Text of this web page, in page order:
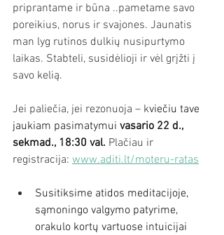
priprantame ir būna ..pametame savo
poreikius, norus ir svajones. Jaunatis
man lyg rutinos dulkių nusipurtymo
laikas. Stabteli, susidėlioji ir vėl grįžti į
savo kelią.
Jei paliečia, jei rezonuoja – kviečiu tave
jaukiam pasimatymui vasario 22 d.,
sekmad., 18:30 val. Plačiau ir
registracija: www.aditi.lt/moteru-ratas
Susitiksime atidos meditacijoje,
sąmoningo valgymo patyrime,
orakulo kortų vartuose intuicijai